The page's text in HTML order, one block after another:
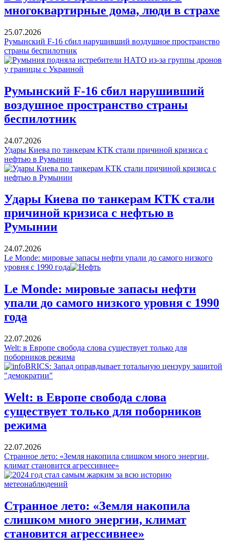
многоквартирные дома, люди в страхе
25.07.2026
Румынский F-16 сбил нарушивший воздушное пространство
страны беспилотник
Румынский F-16 сбил нарушивший
воздушное пространство страны
беспилотник
24.07.2026
Удары Киева по танкерам КТК стали причиной кризиса с
нефтью в Румынии
Удары Киева по танкерам КТК стали
причиной кризиса с нефтью в
Румынии
24.07.2026
Le Monde: мировые запасы нефти упали до самого низкого
уровня с 1990 года
Le Monde: мировые запасы нефти
упали до самого низкого уровня с 1990
года
22.07.2026
Welt: в Европе свобода слова существует только для
поборников режима
Welt: в Европе свобода слова
существует только для поборников
режима
22.07.2026
Странное лето: «Земля накопила слишком много энергии,
климат становится агрессивнее»
Странное лето: «Земля накопила
слишком много энергии, климат
становится агрессивнее»